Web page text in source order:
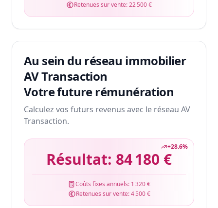
Retenues sur vente:22 500 €
Au sein du réseau immobilier
AV Transaction
Votre future rémunération
Calculez vos futurs revenus avec le réseau AV
Transaction.
+28.6%
Résultat: 84 180 €
Coûts fixes annuels: 1 320 €
Retenues sur vente:4 500 €